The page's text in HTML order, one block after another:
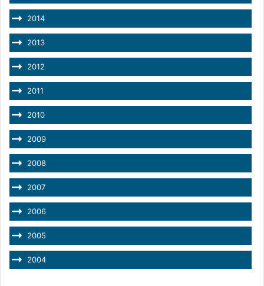
2014
2013
2012
2011
2010
2009
2008
2007
2006
2005
2004